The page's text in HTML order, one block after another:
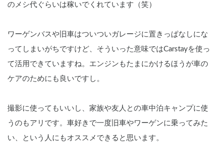
のメシ代ぐらいは稼いでくれています（笑）
ワーゲンバスや旧車はついついガレージに置きっぱなしにな
ってしまいがちですけど、そういった意味ではCarstayを使っ
て活用できていますね。エンジンもたまにかけるほうが車の
ケアのためにも良いですし。
撮影に使ってもいいし、家族や友人との車中泊キャンプに使
うのもアリです。車好きで一度旧車やワーゲンに乗ってみた
い、という人にもオススメできると思います。